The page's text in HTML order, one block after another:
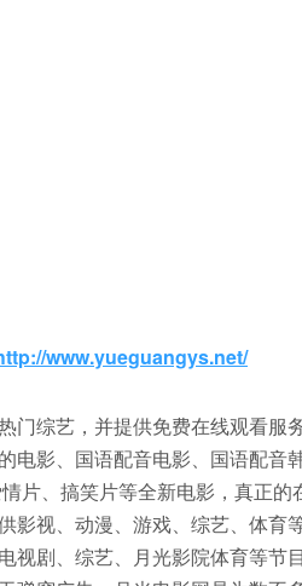
www.yueguangys.net/
门综艺，并提供免费在线观看服
影、国语配音电影、国语配音
片、搞笑片等全新电影，真正
视、动漫、游戏、综艺、体育
剧、综艺、月光影院体育等节